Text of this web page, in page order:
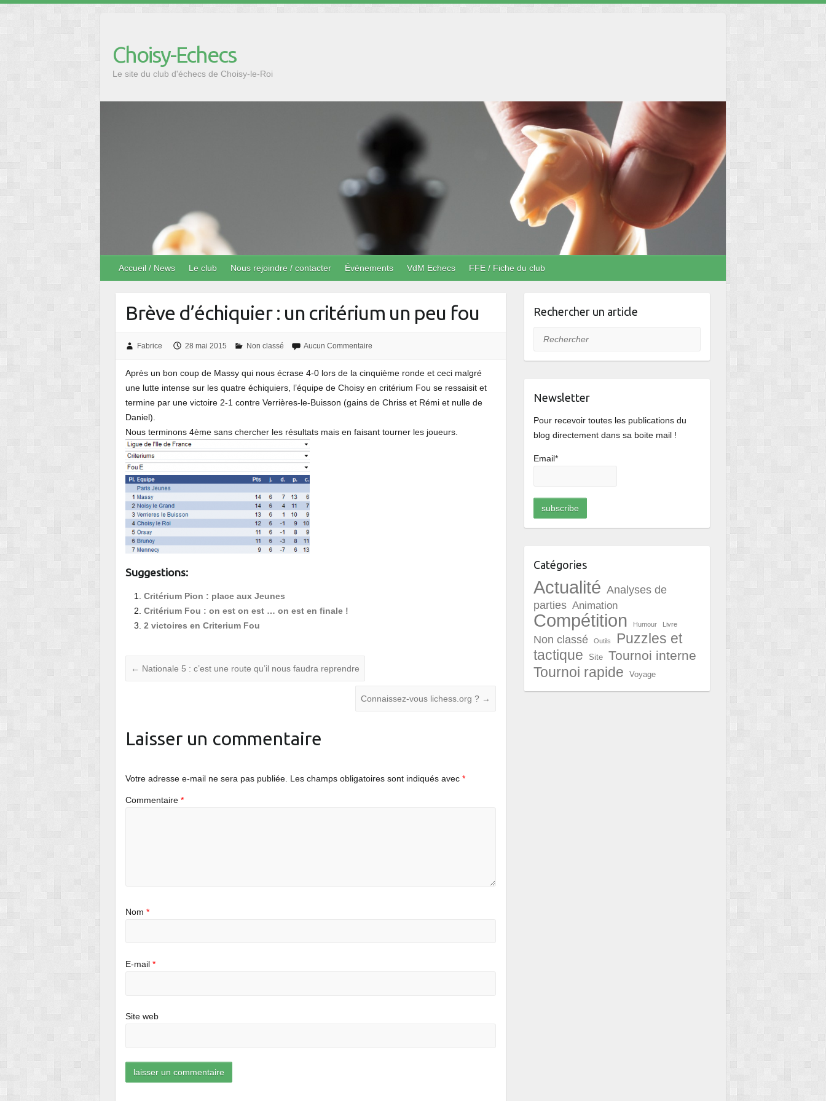
content
Choisy-Echecs
Le site du club d'échecs de Choisy-le-Roi
Accueil / News Le club Nous rejoindre / contacter Événements VdM Echecs FFE / Fiche du club
Brève d’échiquier : un critérium un peu fou
Fabrice 28 mai 2015 Non classé Aucun Commentaire
Après un bon coup de Massy qui nous écrase 4-0 lors de la cinquième ronde et ceci malgré
une lutte intense sur les quatre échiquiers, l’équipe de Choisy en critérium Fou se ressaisit et
termine par une victoire 2-1 contre Verrières-le-Buisson (gains de Chriss et Rémi et nulle de
Daniel).
Nous terminons 4ème sans chercher les résultats mais en faisant tourner les joueurs.
Suggestions:
Critérium Pion : place aux Jeunes
Critérium Fou : on est on est … on est en finale !
2 victoires en Criterium Fou
← Nationale 5 : c’est une route qu’il nous faudra reprendre
Connaissez-vous lichess.org ? →
Laisser un commentaire
Votre adresse e-mail ne sera pas publiée. Les champs obligatoires sont indiqués avec*
Commentaire*
Nom*
E-mail*
Site web
Rechercher un article
Rechercher
Newsletter
Pour recevoir toutes les publications du
blog directement dans sa boite mail !
Email*
Catégories
Actualité Analyses de
parties Animation
Compétition Humour Livre
Non classé Outils
Puzzles et
tactique
Site Tournoi interne
Tournoi rapide Voyage